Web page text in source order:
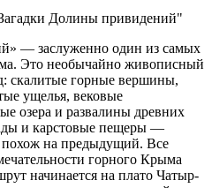
— заслуженно один из самых
Это необычайно живописный
скалитые горные вершины,
ущелья, вековые
озера и развалины древних
и карстовые пещеры —
на предыдущий. Все
горного Крыма
начинается на плато Чатыр-